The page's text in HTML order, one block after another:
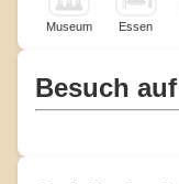
Museum Essen
Besuch